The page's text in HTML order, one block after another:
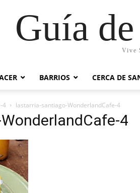
Guía
Vive
BARRIOS CERCA DE
4 lastarria-santiago-WonderlandCafe-4
4